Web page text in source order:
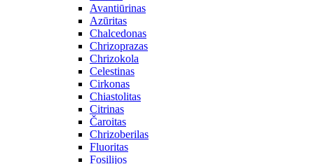
Avantiūrinas
Azūritas
Chalcedonas
Chrizoprazas
Chrizokola
Celestinas
Cirkonas
Chiastolitas
Citrinas
Čaroitas
Chrizoberilas
Fluoritas
Fosilijos